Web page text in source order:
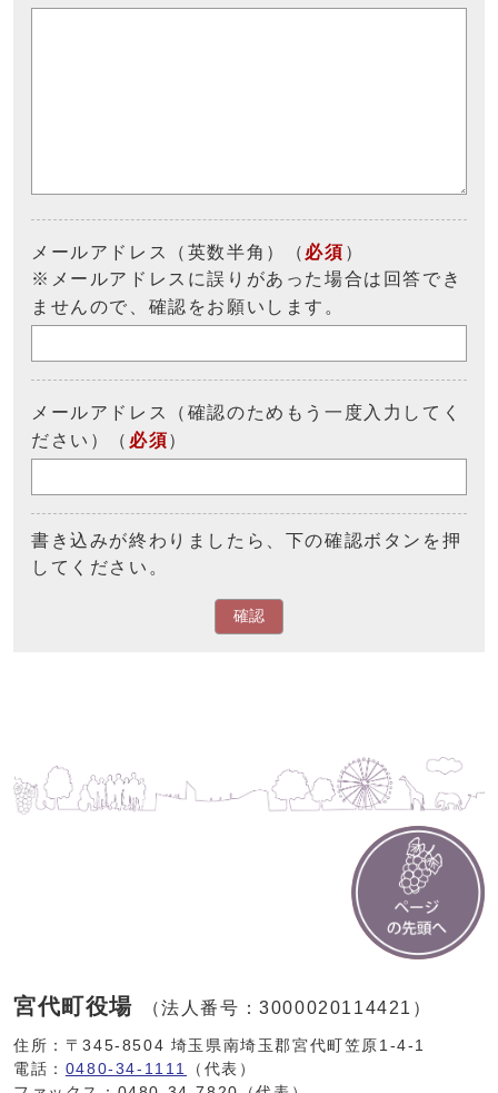
メールアドレス（英数半角）（ 必須 ）
※メールアドレスに誤りがあった場合は回答でき
ませんので、確認をお願いします。
メールアドレス（確認のためもう一度入力してく
ださい）（ 必須）
書き込みが終わりましたら、下の確認ボタンを押
してください。
確認
宮代町役場 （法人番号：3000020114421）
住所：〒345-8504 埼玉県南埼玉郡宮代町笠原1-4-1
電話： 0480-34-1111
（代表）